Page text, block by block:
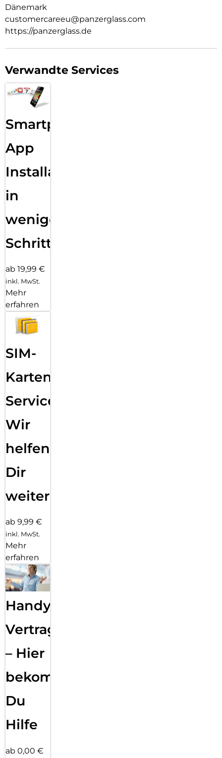
Dänemark
customercareeu@panzerglass.com
https://panzerglass.de
Verwandte Services
Smartphone
App
Installation
in
wenigen
Schritten
ab 19,99 €
inkl. MwSt.
Mehr
erfahren
SIM-
Karten
Service:
Wir
helfen
Dir
weiter
ab 9,99 €
inkl. MwSt.
Mehr
erfahren
Handy
Vertragsabwicklung
– Hier
bekommst
Du
Hilfe
ab 0,00 €